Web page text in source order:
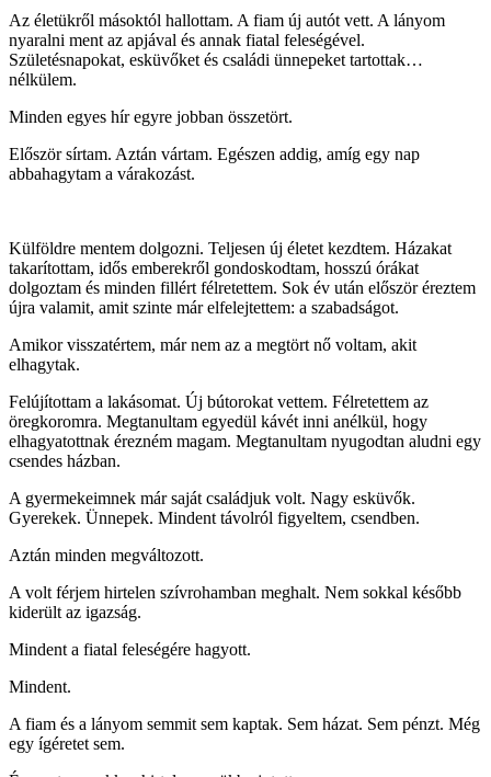
Az életükről másoktól hallottam. A fiam új autót vett. A lányom
nyaralni ment az apjával és annak fiatal feleségével.
Születésnapokat, esküvőket és családi ünnepeket tartottak…
nélkülem.
Minden egyes hír egyre jobban összetört.
Először sírtam. Aztán vártam. Egészen addig, amíg egy nap
abbahagytam a várakozást.
Külföldre mentem dolgozni. Teljesen új életet kezdtem. Házakat
takarítottam, idős emberekről gondoskodtam, hosszú órákat
dolgoztam és minden fillért félretettem. Sok év után először éreztem
újra valamit, amit szinte már elfelejtettem: a szabadságot.
Amikor visszatértem, már nem az a megtört nő voltam, akit
elhagytak.
Felújítottam a lakásomat. Új bútorokat vettem. Félretettem az
öregkoromra. Megtanultam egyedül kávét inni anélkül, hogy
elhagyatottnak érezném magam. Megtanultam nyugodtan aludni egy
csendes házban.
A gyermekeimnek már saját családjuk volt. Nagy esküvők.
Gyerekek. Ünnepek. Mindent távolról figyeltem, csendben.
Aztán minden megváltozott.
A volt férjem hirtelen szívrohamban meghalt. Nem sokkal később
kiderült az igazság.
Mindent a fiatal feleségére hagyott.
Mindent.
A fiam és a lányom semmit sem kaptak. Sem házat. Sem pénzt. Még
egy ígéretet sem.